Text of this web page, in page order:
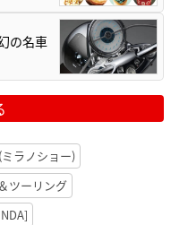
の名車
ミラノショー)
ツーリング